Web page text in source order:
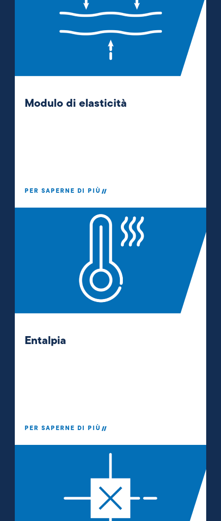
Modulo di elasticità
PER SAPERNE DI PIÙ
Entalpia
PER SAPERNE DI PIÙ